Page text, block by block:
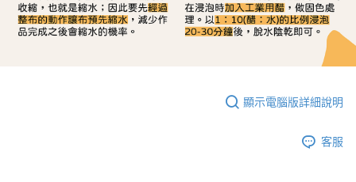
顯示電腦版詳細說明
客服